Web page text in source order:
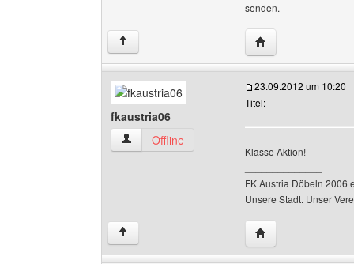
senden.
↑ Website dieses
fkaustria06
fkaustria06 Benutzer-Profile anzeigen
Offline
23.09.2012 um 10:20
Titel:
Klasse Aktion!
FK Austria Döbeln 2006
Unsere Stadt. Unser
↑ Website dieses